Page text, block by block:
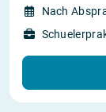
Nach